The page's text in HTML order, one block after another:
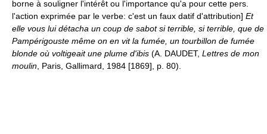
borne à souligner l'intérêt ou l'importance qu'a pour cette pers.
l'action exprimée par le verbe: c'est un faux datif d'attribution] Et
elle vous lui détacha un coup de sabot si terrible, si terrible, que de
Pampérigouste même on en vit la fumée, un tourbillon de fumée
blonde où voltigeait une plume d'ibis (A. DAUDET, Lettres de mon
moulin , Paris, Gallimard, 1984 [1869], p. 80).